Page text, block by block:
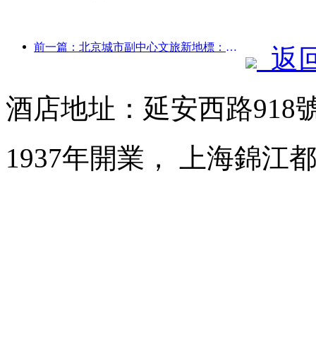
前一篇：北京城市副中心文旅新地標：頂點公園將于今年正式亮相
返
酒店地址：延安西路918
1937年開業， 上海錦